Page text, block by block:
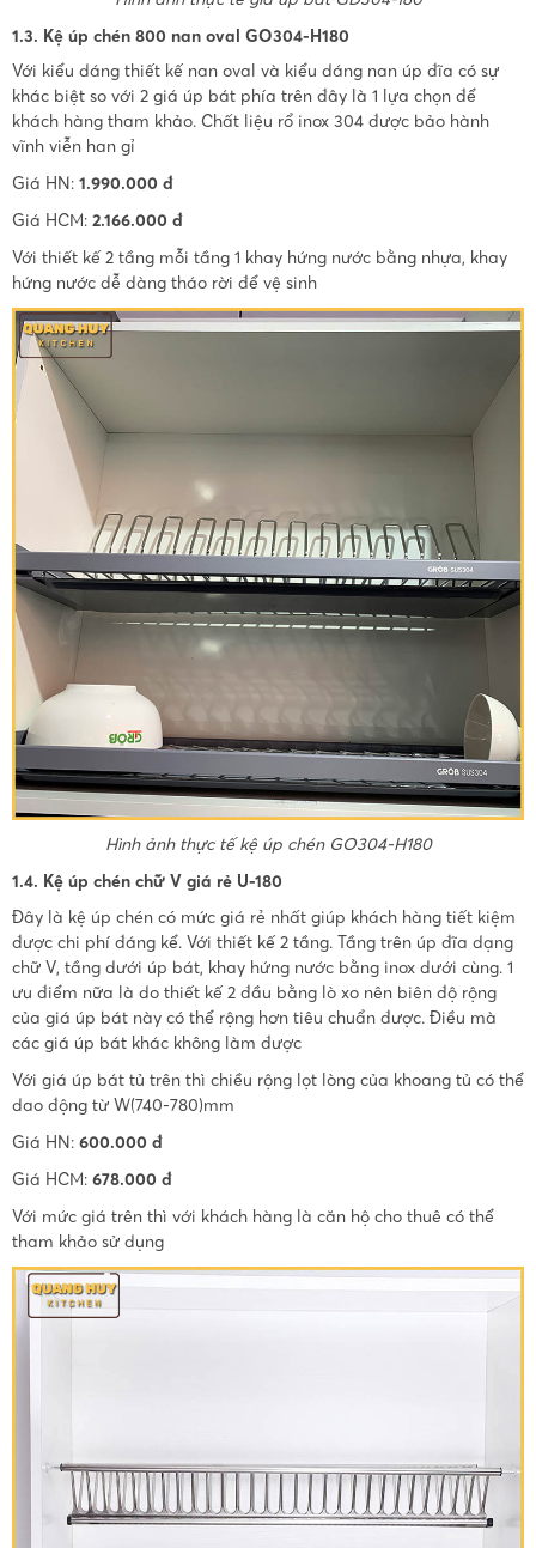
1.3. Kệ úp chén 800 nan oval GO304-H180
Với kiểu dáng thiết kế nan oval và kiểu dáng nan úp đĩa có sự
khác biệt so với 2 giá úp bát phía trên đây là 1 lựa chọn để
khách hàng tham khảo. Chất liệu rổ inox 304 được bảo hành
vĩnh viễn han gỉ
Giá HN: 1.990.000 đ
Giá HCM: 2.166.000 đ
Với thiết kế 2 tầng mỗi tầng 1 khay hứng nước bằng nhựa, khay
hứng nước dễ dàng tháo rời để vệ sinh
Hình ảnh thực tế kệ úp chén GO304-H180
1.4. Kệ úp chén chữ V giá rẻ U-180
Đây là kệ úp chén có mức giá rẻ nhất giúp khách hàng tiết kiệm
được chi phí đáng kể. Với thiết kế 2 tầng. Tầng trên úp đĩa dạng
chữ V, tầng dưới úp bát, khay hứng nước bằng inox dưới cùng. 1
ưu điểm nữa là do thiết kế 2 đầu bằng lò xo nên biên độ rộng
của giá úp bát này có thể rộng hơn tiêu chuẩn được. Điều mà
các giá úp bát khác không làm được
Với giá úp bát tủ trên thì chiều rộng lọt lòng của khoang tủ có thể
dao động từ W(740-780)mm
Giá HN: 600.000 đ
Giá HCM: 678.000 đ
Với mức giá trên thì với khách hàng là căn hộ cho thuê có thể
tham khảo sử dụng